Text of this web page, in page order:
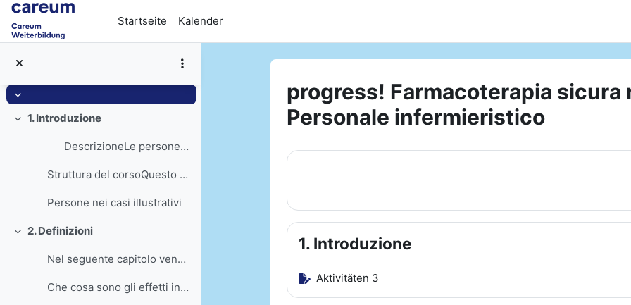
Zum Hauptinhalt
Startseite
Kalender
Einklappen
Einklappen
1. Introduzione
DescrizioneLe persone di...
Struttura del corsoQuesto corso di e-learning è ar...
Persone nei casi illustrativi
Einklappen
2. Definizioni
Nel seguente capitolo vengon...
Che cosa sono gli effetti indesiderati dei medicam...
progress! Farmacoterapia sicura
Personale infermieristico
Abschnittsübersicht
1. Introduzione
Aktivitäten 3